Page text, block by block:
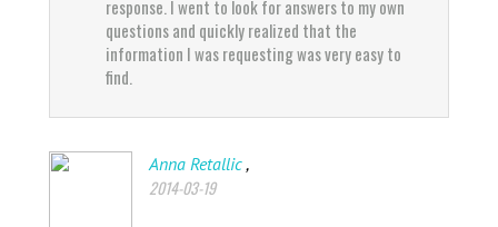
response. I went to look for answers to my own
questions and quickly realized that the
information I was requesting was very easy to
Jake Suasoo
2014-05-03